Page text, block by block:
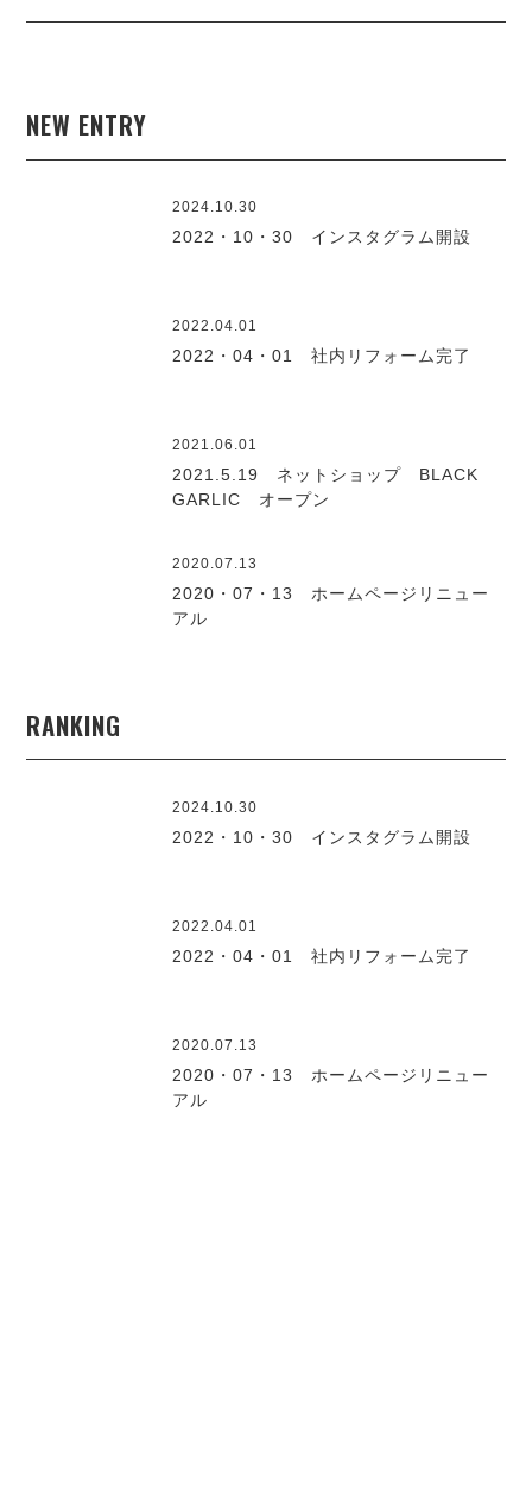
NEW ENTRY
2024.10.30
2022・10・30 インスタグラム開設
2022.04.01
2022・04・01 社内リフォーム完了
2021.06.01
2021.5.19 ネットショップ BLACK
GARLIC オープン
2020.07.13
2020・07・13 ホームページリニュー
アル
RANKING
2024.10.30
2022・10・30 インスタグラム開設
2022.04.01
2022・04・01 社内リフォーム完了
2020.07.13
2020・07・13 ホームページリニュー
アル